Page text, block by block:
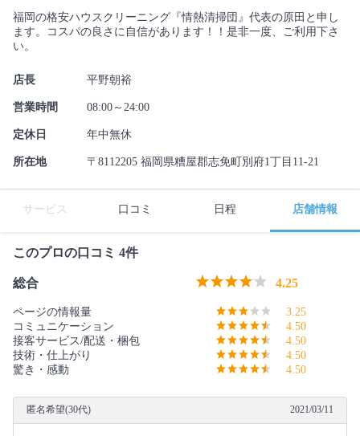
福岡の格安ハウスクリーニング『情熱清掃団』代表の原田と申し
ます。コスパの良さに自信があります！！是非一度、ご利用下さ
い。
店長 平野朝裕
営業時間 08:00～24:00
定休日 年中無休
所在地 〒8112205 福岡県糟屋郡志免町別府1丁目11-21
サービス 口コミ 日程 店舗情報
このプロの口コミ 4件
総合 4.25
ページの情報量
3.25
コミュニケーション
4.50
接客サービス/配送・梱包
4.50
技術・仕上がり
4.50
驚き・感動
4.50
匿名希望(30代) 2021/03/11